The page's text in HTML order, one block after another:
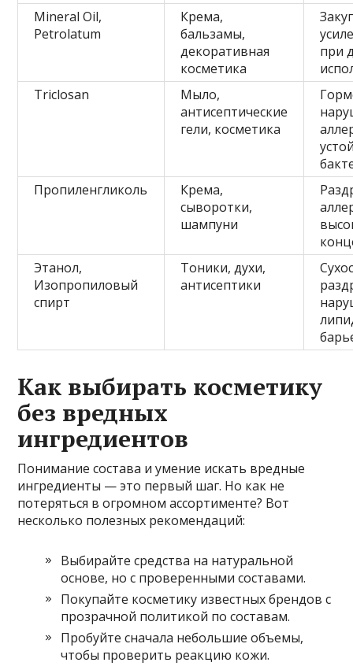
Mineral Oil,
Petrolatum
Крема,
бальзамы,
декоративная
косметика
при
Triclosan
Мыло,
антисептические
гели, косметика
Пропиленгликоль
Крема,
сыворотки,
шампуни
Этанол,
Изопропиловый
спирт
Тоники, духи,
антисептики
Как выбирать косметику
без вредных
ингредиентов
Понимание состава и умение искать вредные
ингредиенты — это первый шаг. Но как не
потеряться в огромном ассортименте? Вот
несколько полезных рекомендаций:
Выбирайте средства на натуральной
основе, но с проверенными составами.
Покупайте косметику известных брендов с
прозрачной политикой по составам.
Пробуйте сначала небольшие объемы,
чтобы проверить реакцию кожи.